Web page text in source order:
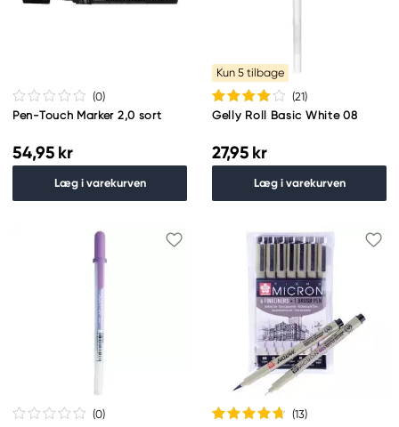
(0)
Pen-Touch Marker 2,0 sort
54,95 kr
Læg i varekurven
Kun 5 tilbage
(21)
Gelly Roll Basic White 08
27,95 kr
Læg i varekurven
(0)
(13)